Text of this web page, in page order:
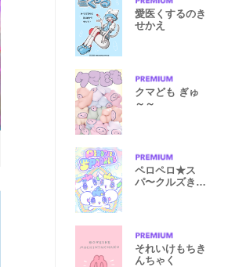
愛医くするのき
せかえ
クマども ぎゅ
～～
ペロペロ★ス
パ〜クルズきせ
それいけもちき
んちゃく